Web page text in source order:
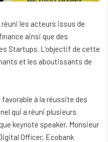
les acteurs issus de
ainsi que des
Startups. L’objectif de cette
et les aboutissants de
à la réussite des
qui a réuni plusieurs
keynote speaker, Monsieur
Officer, Ecobank